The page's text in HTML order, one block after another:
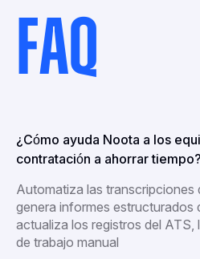
FAQ
¿Cómo ayuda Noota a los
contratación a ahorrar tiempo?
Automatiza las transcripciones
genera informes estructurados
actualiza los registros del ATS,
de trabajo manual